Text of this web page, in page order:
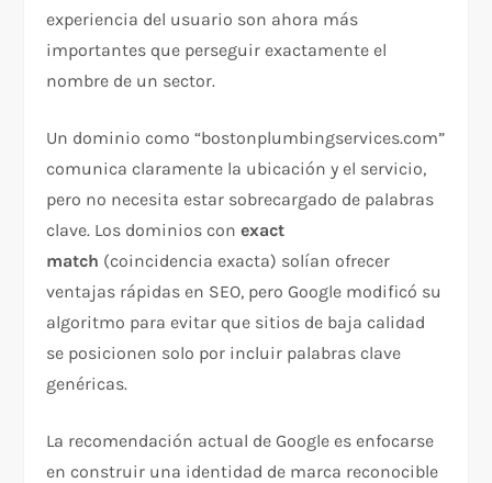
experiencia del usuario son ahora más
importantes que perseguir exactamente el
nombre de un sector.​
Un dominio como “bostonplumbingservices.com”
comunica claramente la ubicación y el servicio,
pero no necesita estar sobrecargado de palabras
clave. Los dominios conexact
match (coincidencia exacta) solían ofrecer
ventajas rápidas en SEO, pero Google modificó su
algoritmo para evitar que sitios de baja calidad
se posicionen solo por incluir palabras clave
genéricas.​
La recomendación actual de Google es enfocarse
en construir una identidad de marca reconocible